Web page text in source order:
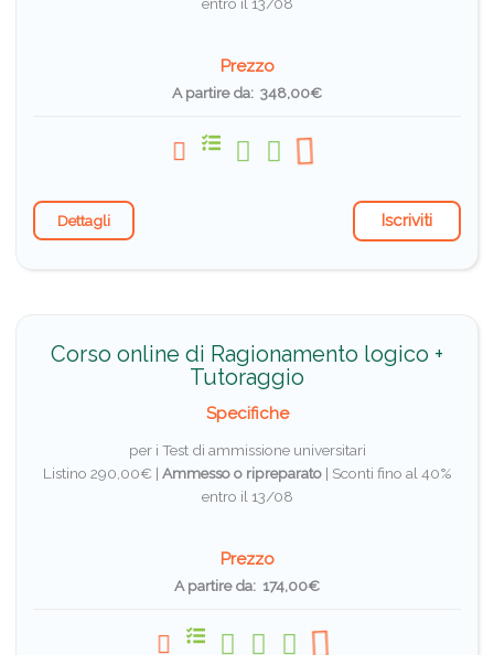
Prezzo
A partire da: 348,00€
Dettagli Iscriviti
Corso online di Ragionamento logico +
Tutoraggio
Specifiche
per i Test di ammissione universitari
Listino 290,00€ | Ammesso o ripreparato| Sconti fino al 40%
entro il 13/08
Prezzo
A partire da: 174,00€